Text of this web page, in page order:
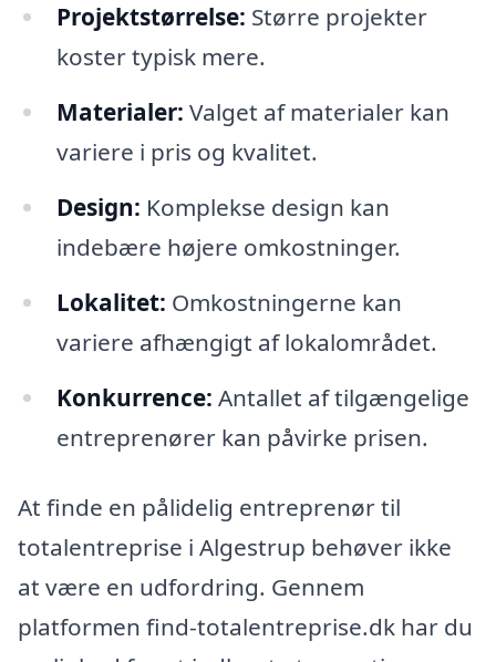
Projektstørrelse: Større projekter
koster typisk mere.
Materialer: Valget af materialer kan
variere i pris og kvalitet.
Design: Komplekse design kan
indebære højere omkostninger.
Lokalitet: Omkostningerne kan
variere afhængigt af lokalområdet.
Konkurrence: Antallet af tilgængelige
entreprenører kan påvirke prisen.
At finde en pålidelig entreprenør til
totalentreprise i Algestrup behøver ikke
at være en udfordring. Gennem
platformen find-totalentreprise.dk har du